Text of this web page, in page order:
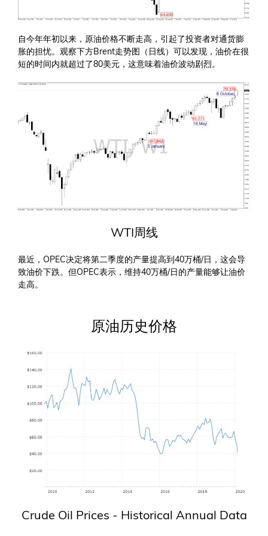
自今年年初以来，原油价格不断走高，引起了投资者对通货膨
胀的担忧。观察下方Brent走势图（日线）可以发现，油价在很
短的时间内就超过了80美元，这意味着油价波动剧烈。
WTI周线
最近，OPEC决定将第二季度的产量提高到40万桶/日，这会导
致油价下跌。但OPEC表示，维持40万桶/日的产量能够让油价
走高。
原油历史价格
Crude Oil Prices - Historical Annual Data